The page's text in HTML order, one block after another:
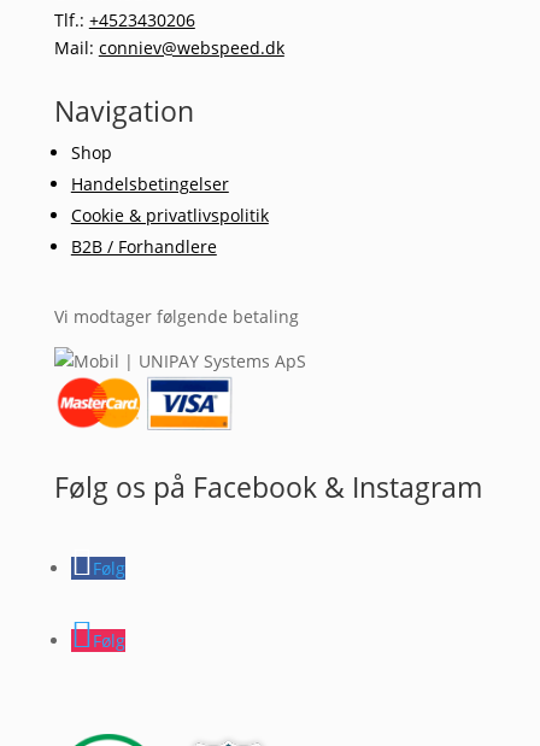
Tlf.: +4523430206
Mail: conniev@webspeed.dk
Navigation
Shop
Handelsbetingelser
Cookie & privatlivspolitik
B2B / Forhandlere
Vi modtager følgende betaling
Følg os på Facebook & Instagram
Følg
Følg